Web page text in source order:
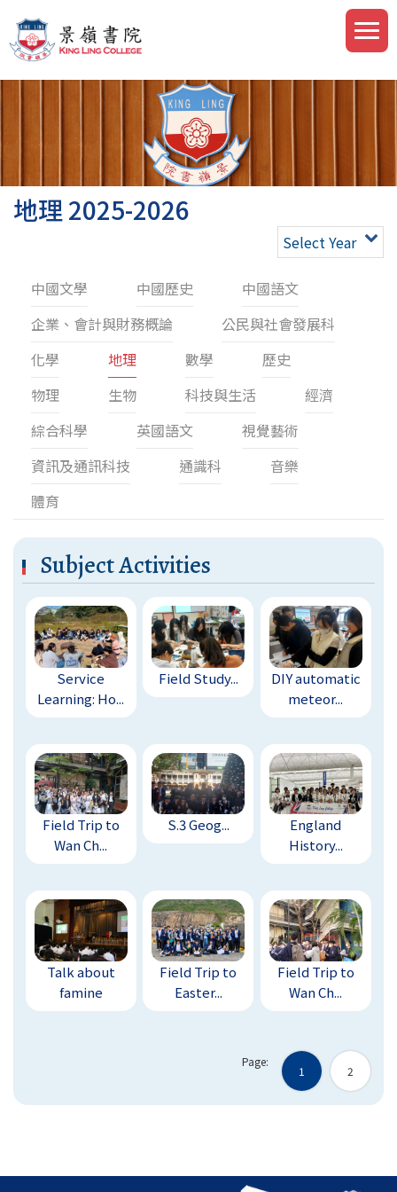
地理 2025-2026
Select Year
中國文學 中國歷史
中國語文
企業、會計與財務概論
公民與社會發展科
化學
地理 數學
歷史
物理
生物 科技與生活
經濟
綜合科學
英國語文
視覺藝術
資訊及通訊科技
通識科
音樂
體育
Subject Activities
Service
Learning: Ho...
Field Study...
DIY automatic
meteor...
Field Trip to
Wan Ch...
S.3 Geog...
England
History...
Talk about
famine
Field Trip to
Easter...
Field Trip to
Wan Ch...
Page:
1 2